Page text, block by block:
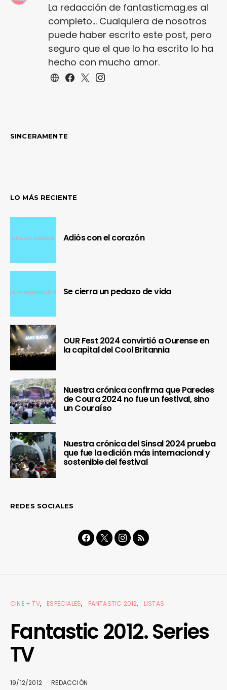
La redacción de fantasticmag.es al
completo... Cualquiera de nosotros
puede haber escrito este post, pero
seguro que el que lo ha escrito lo ha
hecho con mucho amor.
SINCERAMENTE
LO MÁS RECIENTE
Adiós con el corazón
Se cierra un pedazo de vida
OUR Fest 2024 convirtió a Ourense en
la capital del Cool Britannia
Nuestra crónica confirma que Paredes
de Coura 2024 no fue un festival, sino
un Couraíso
Nuestra crónica del Sinsal 2024 prueba
que fue la edición más internacional y
sostenible del festival
REDES SOCIALES
CINE + TV ESPECIALES FANTASTIC 2012 LISTAS
Fantastic 2012. Series
TV
19/12/2012 REDACCIÓN